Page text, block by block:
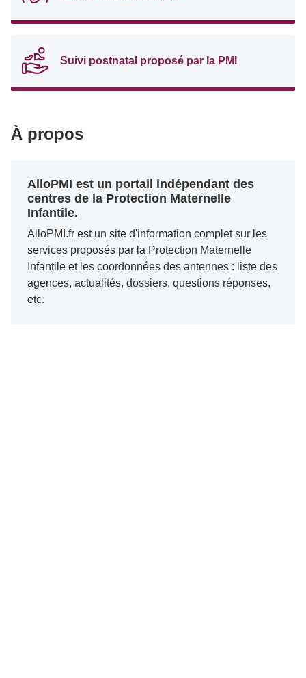
Suivi postnatal proposé par la PMI
À propos
AlloPMI est un portail indépendant des
centres de la Protection Maternelle
Infantile.
AlloPMI.fr est un site d'information complet sur les
services proposés par la Protection Maternelle
Infantile et les coordonnées des antennes : liste des
agences, actualités, dossiers, questions réponses,
etc.